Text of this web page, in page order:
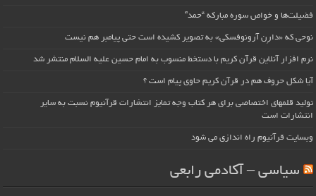
فضیلت‌ها و خواص سوره مبارکه “حمد”
نوحی که «دارِن آرونوفسکی» به تصویر کشیده است حتی پیامبر هم نیست
نرم افزار آنلاین قرآن کریم با دستخط منسوب به امام حسین علیه السلام منتشر شد
آیا شکل حروف هم در قرآن کریم حاوی پیام است ؟
تولید قلمهای اختصاصی برای هر کتاب وجه تمایز انتشارات قرآنیوم نسبت به سایر
انتشارات است
وبسایت قرآنیوم راه اندازی می شود
سیاسی – آکادمی رابعی